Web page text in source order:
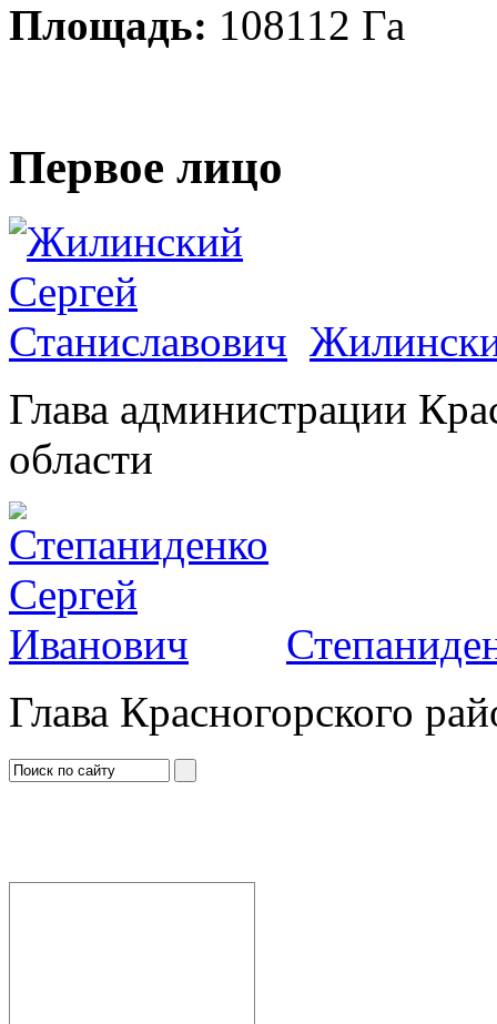
Площадь: 108112 Га
Первое лицо
Глава администрации
области
Глава Красногорского